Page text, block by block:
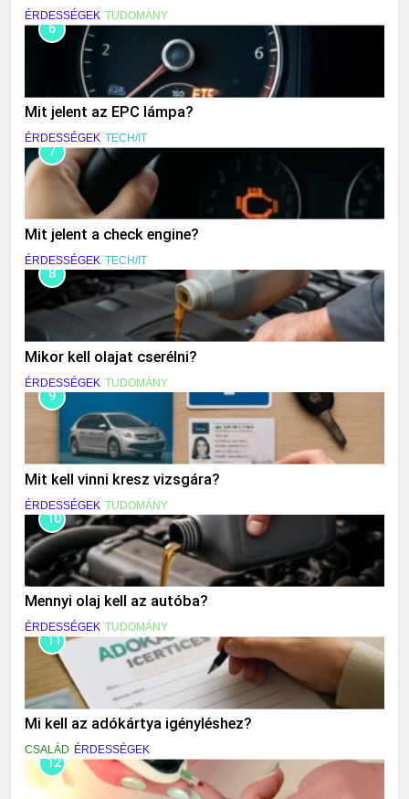
ÉRDESSÉGEK TUDOMÁNY
6
Mit jelent az EPC lámpa?
ÉRDESSÉGEK TECH/IT
7
Mit jelent a check engine?
ÉRDESSÉGEK TECH/IT
8
Mikor kell olajat cserélni?
ÉRDESSÉGEK TUDOMÁNY
9
Mit kell vinni kresz vizsgára?
ÉRDESSÉGEK TUDOMÁNY
10
Mennyi olaj kell az autóba?
ÉRDESSÉGEK TUDOMÁNY
11
Mi kell az adókártya igényléshez?
CSALÁD ÉRDESSÉGEK
12